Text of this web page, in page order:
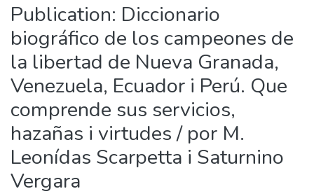
Statistics
Publication: Diccionario
biográfico de los campeones de
la libertad de Nueva Granada,
Venezuela, Ecuador i Perú. Que
comprende sus servicios,
hazañas i virtudes / por M.
Leonídas Scarpetta i Saturnino
Vergara